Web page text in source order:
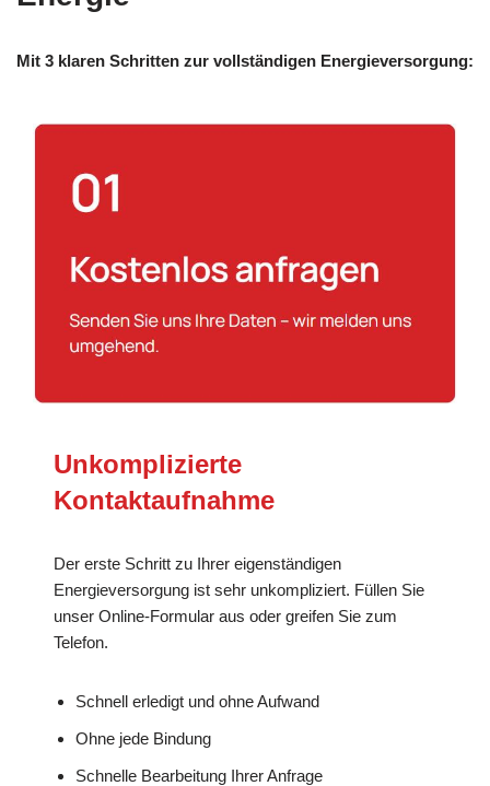
Mit 3 klaren Schritten zur vollständigen Energieversorgung:
Unkomplizierte
Kontaktaufnahme
Der erste Schritt zu Ihrer eigenständigen
Energieversorgung ist sehr unkompliziert. Füllen Sie
unser Online-Formular aus oder greifen Sie zum
Telefon.
Schnell erledigt und ohne Aufwand
Ohne jede Bindung
Schnelle Bearbeitung Ihrer Anfrage